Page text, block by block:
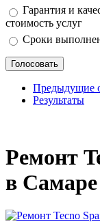
Гарантия и
стоимость услуг
Сроки
Предыдущие
Результаты
Ремонт
в Самаре